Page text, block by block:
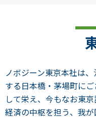
ノボジーン東京本社は
する日本橋・茅場町に
して栄え、今もなお東
経済の中枢を担う、我が